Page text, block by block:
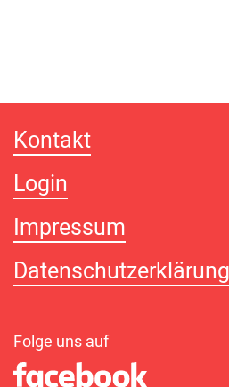
Kontakt
Login
Impressum
Datenschutzerklärung
Folge uns auf